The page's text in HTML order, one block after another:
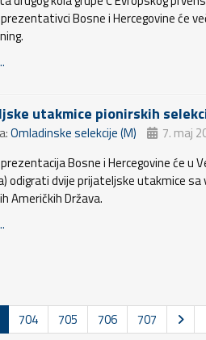
Bosne i Hercegovine će
utakmice pionirskih
Omladinske selekcije (M)
7. maj
Bosne i Hercegovine će u
odigrati dvije prijateljske utakmice sa
Američkih Država.
704 705 706 707